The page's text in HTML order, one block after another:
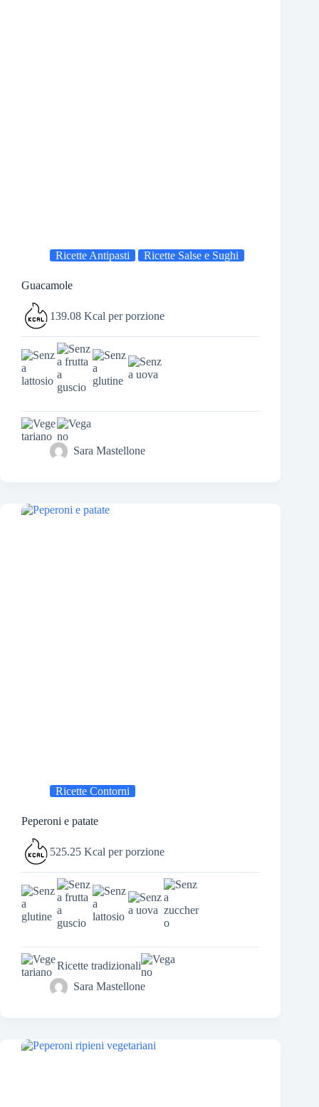
Ricette Antipasti Ricette Salse e Sughi
Guacamole
139.08 Kcal per porzione
Sara Mastellone
Ricette Contorni
Peperoni e patate
525.25 Kcal per porzione
Ricette tradizionali
Sara Mastellone